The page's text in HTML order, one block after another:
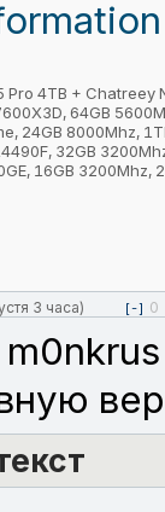
Pro 4TB +
64GB
24GB 8000Mhz,
32GB
16GB 3200Mhz,
3 часа) [-] 0